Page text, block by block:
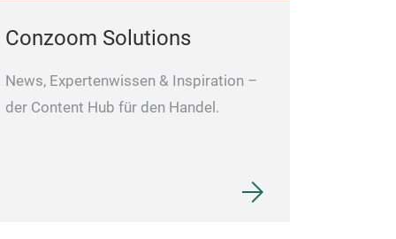
Conzoom Solutions
News, Expertenwissen & Inspiration –
der Content Hub für den Handel.